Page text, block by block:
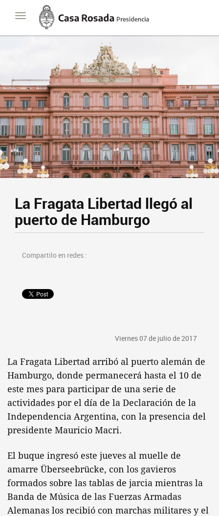
Toggle
navigation
Casa
Rosada
Presidencia
de
La Fragata Libertad llegó al
puerto de Hamburgo
Compartilo en redes :
Viernes 07 de julio de 2017
La Fragata Libertad arribó al puerto alemán de
Hamburgo, donde permanecerá hasta el 10 de
este mes para participar de una serie de
actividades por el día de la Declaración de la
Independencia Argentina, con la presencia del
presidente Mauricio Macri.
El buque ingresó este jueves al muelle de
amarre Überseebrücke, con los gavieros
formados sobre las tablas de jarcia mientras la
Banda de Música de las Fuerzas Armadas
Alemanas los recibió con marchas militares y el